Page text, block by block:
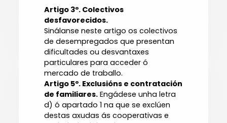
Artigo 3º. Colectivos
desfavorecidos.
Sinálanse neste artigo os colectivos
de desempregados que presentan
dificultades ou desvantaxes
particulares para acceder ó
mercado de traballo.
Artigo 5º. Exclusións e contratación
de familiares. Engádese unha letra
d) ó apartado 1 na que se exclúen
destas axudas ás cooperativas e